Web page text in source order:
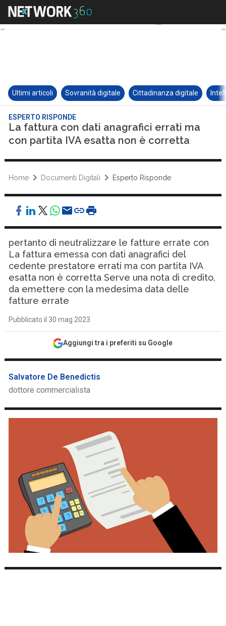
Ultimi articoli Sovranità digitale Cittadinanza digitale
ESPERTO RISPONDE
La fattura con dati anagrafici errati ma
con partita IVA esatta non è corretta
Home Documenti Digitali Esperto Risponde
pertanto di neutralizzare le fatture errate con
La fattura emessa con dati anagrafici del
cedente prestatore errati ma con partita IVA
esatta non è corretta Serve una nota di credito,
da emettere con la medesima data delle
fatture errate
Pubblicato il 30 mag 2023
Aggiungi tra i preferiti su Google
Salvatore De Benedictis
dottore commercialista